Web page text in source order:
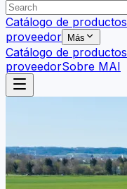
Catálogo de productos
proveedor
Más
Catálogo de productos
proveedorSobre MAI